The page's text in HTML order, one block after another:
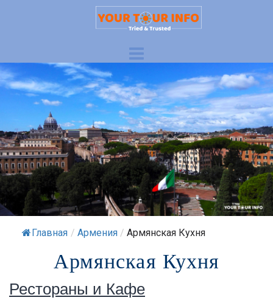
Главная / Армения / Армянская Кухня
Армянская Кухня
Рестораны и Кафе